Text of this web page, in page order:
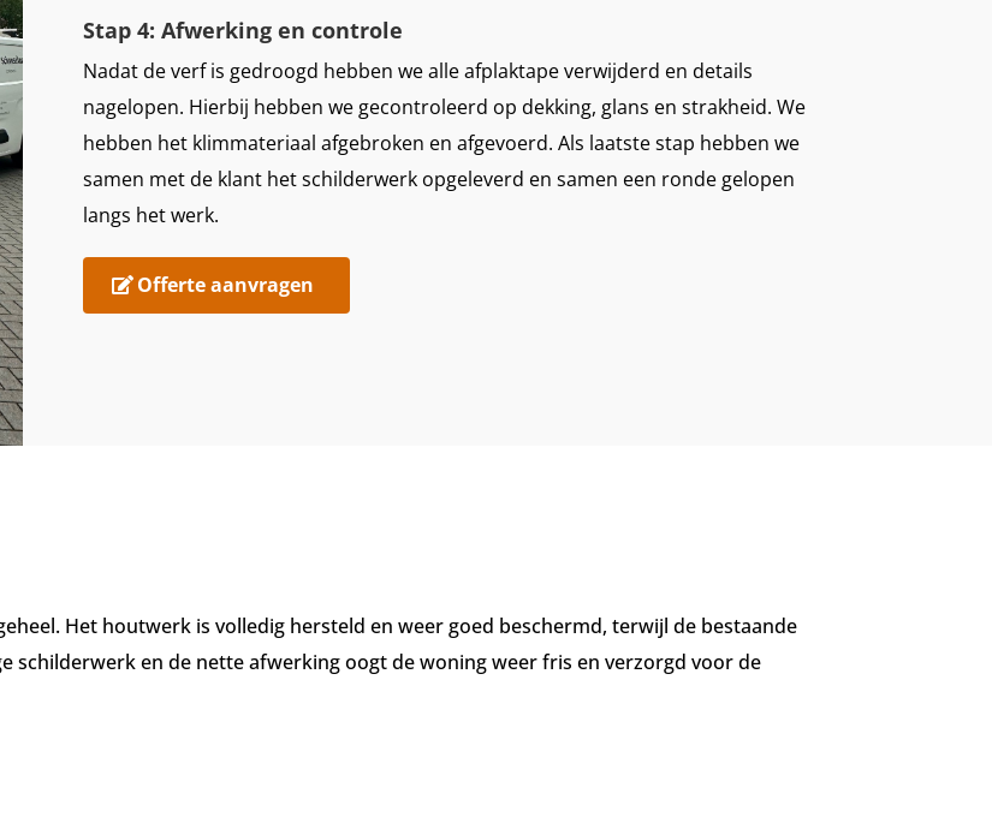
Stap 4: Afwerking en controle
Nadat de verf is gedroogd hebben we alle afplaktape verwijderd en details
nagelopen. Hierbij hebben we gecontroleerd op dekking, glans en strakheid. We
hebben het klimmateriaal afgebroken en afgevoerd. Als laatste stap hebben we
samen met de klant het schilderwerk opgeleverd en samen een ronde gelopen
langs het werk.
Offerte aanvragen
Het houtwerk is volledig hersteld en weer goed beschermd, terwijl de bestaande
schilderwerk en de nette afwerking oogt de woning weer fris en verzorgd voor de